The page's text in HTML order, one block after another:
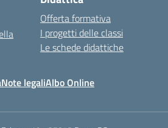
Offerta formativa
I progetti delle classi
Le schede didattiche
Note legaliAlbo Online